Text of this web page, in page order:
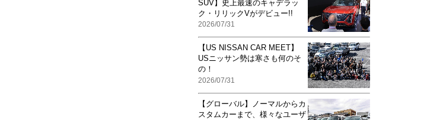
SUV】史上最速のキャデラッ
ク・リリックVがデビュー!!
2026/07/31
【US NISSAN CAR MEET】
USニッサン勢は寒さも何のそ
の！
2026/07/31
【グローバル】ノーマルからカ
スタムカーまで、様々なユーザ